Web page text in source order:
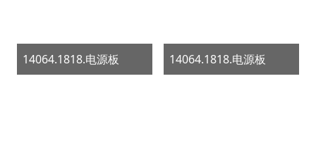
14064.1818.电源板 14064.1818.电源板